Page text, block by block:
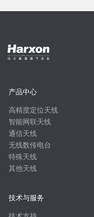
产品中心
高精度定位天线
智能网联天线
通信天线
无线数传电台
特殊天线
其他天线
技术与服务